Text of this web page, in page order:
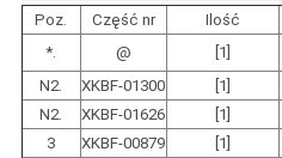
Poz. Część nr Ilość
*.
@ [1]
N2.
XKBF-01300 [1]
N2.
XKBF-01626 [1]
3
XKBF-00879 [1]